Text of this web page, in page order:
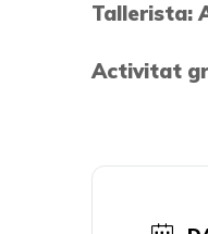
Tallerista:
Activitat